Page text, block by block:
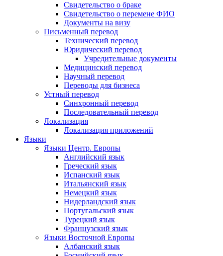
Свидетельство о браке
Свидетельство о перемене ФИО
Документы на визу
Письменный перевод
Технический перевод
Юридический перевод
Учредительные документы
Медицинский перевод
Научный перевод
Переводы для бизнеса
Устный перевод
Синхронный перевод
Последовательный перевод
Локализация
Локализация приложений
Языки
Языки Центр. Европы
Английский язык
Греческий язык
Испанский язык
Итальянский язык
Немецкий язык
Нидерландский язык
Португальский язык
Турецкий язык
Французский язык
Языки Восточной Европы
Албанский язык